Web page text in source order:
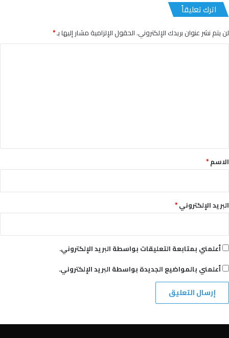
اترك تعليقاً
لن يتم نشر عنوان بريدك الإلكتروني.الحقول الإلزامية مشار إليها بـ*
*الاسم*
البريد الإلكتروني*
أعلمني بمتابعة التعليقات بواسطة البريد الإلكتروني.
أعلمني بالمواضيع الجديدة بواسطة البريد الإلكتروني.